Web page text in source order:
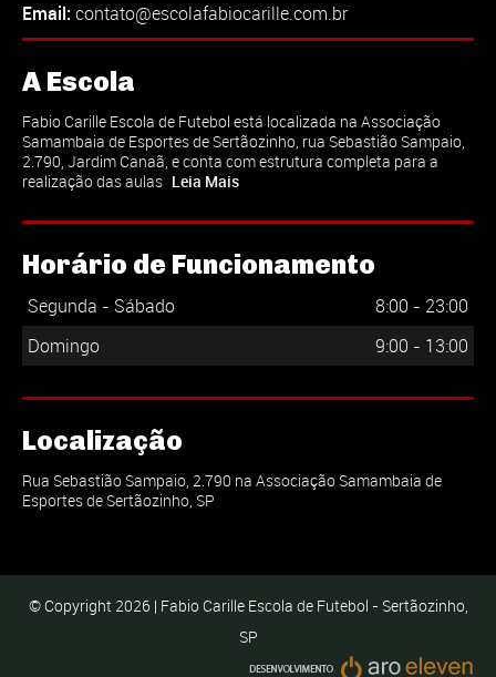
Email:contato@escolafabiocarille.com.br
A Escola
Fabio Carille Escola de Futebol está localizada na Associação
Samambaia de Esportes de Sertãozinho, rua Sebastião Sampaio,
2.790, Jardim Canaã, e conta com estrutura completa para a
realização das aulas Leia Mais
Horário de Funcionamento
Segunda - Sábado
8:00 - 23:00
Domingo
9:00 - 13:00
Localização
Rua Sebastião Sampaio, 2.790 na Associação Samambaia de
Esportes de Sertãozinho, SP
© Copyright 2026 | Fabio Carille Escola de Futebol - Sertãozinho,
SP